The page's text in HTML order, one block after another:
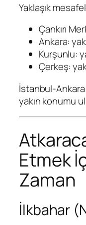
Yaklaşık
Çankırı
Ankara:
Kurşunlu:
Çerkeş:
İstanbul-Ankara
yakın konumu
Etmek
Zaman
İlkbahar